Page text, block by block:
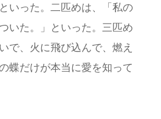
いった。二匹めは、「私の
いた。」といった。三匹め
で、火に飛び込んで、燃え
蝶だけが本当に愛を知って